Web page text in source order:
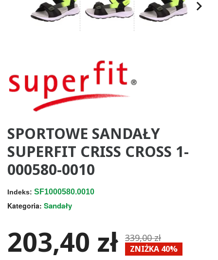
SPORTOWE SANDAŁY
SUPERFIT CRISS CROSS 1-
000580-0010
Indeks: SF1000580.0010
Kategoria: Sandały
203,40 zł 339,00 zł
ZNIŻKA 40%